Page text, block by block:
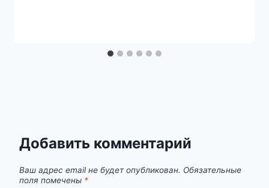
Добавить комментарий
Ваш адрес email не будет опубликован. Обязательные
поля помечены *